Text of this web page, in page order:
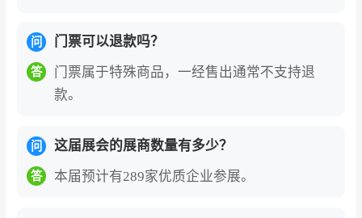
问 门票可以退款吗？
答
门票属于特殊商品，一经售出通常不支持退
款。
问 这届展会的展商数量有多少？
答 本届预计有289家优质企业参展。